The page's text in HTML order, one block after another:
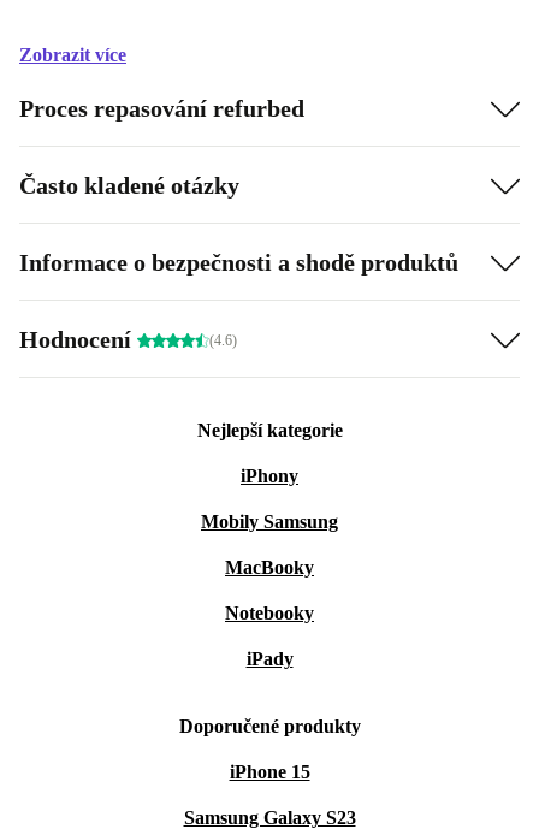
Zobrazit více
Proces repasování refurbed
Často kladené otázky
Informace o bezpečnosti a shodě produktů
Hodnocení (4.6)
Nejlepší kategorie
iPhony
Mobily Samsung
MacBooky
Notebooky
iPady
Doporučené produkty
iPhone 15
Samsung Galaxy S23